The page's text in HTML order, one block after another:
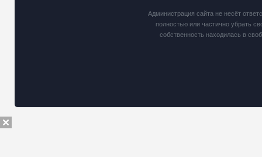
Администрация сайта не несёт
полностью или частично убрать
собственность находилась в